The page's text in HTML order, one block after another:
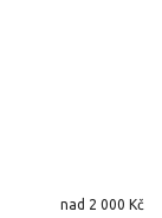
nad 2 000 Kč